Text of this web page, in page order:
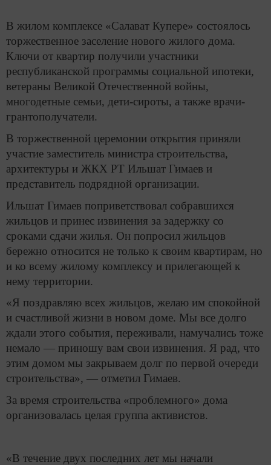
В жилом комплексе «Салават Купере» состоялось
торжественное заселение нового жилого дома.
Ключи от квартир получили участники
республиканской программы социальной ипотеки,
ветераны Великой Отечественной войны,
многодетные семьи, дети-сироты, а также врачи-
грантополучатели.
В торжественной церемонии открытия приняли
участие заместитель министра строительства,
архитектуры и ЖКХ РТ Ильшат Гимаев и
представитель подрядной организации.
Ильшат Гимаев поприветствовал собравшихся
жильцов и принес извинения за задержку со
сроками сдачи жилья. Он попросил жильцов
бережно относится не только к своим квартирам, но
и ко всему жилому комплексу и прилегающей к
нему территории.
«Я поздравляю всех жильцов, желаю им спокойной
и счастливой жизни в новом доме. Мы все долго
ждали этого события, переживали, намучались тоже
немало — приношу вам свои извинения. Я рад, что
этим домом мы закрываем долг по первой очереди
строительства», — отметил Гимаев.
За время строительства «проблемного» дома
организовалась целая группа активистов.
«В течение двух последних лет мы начали